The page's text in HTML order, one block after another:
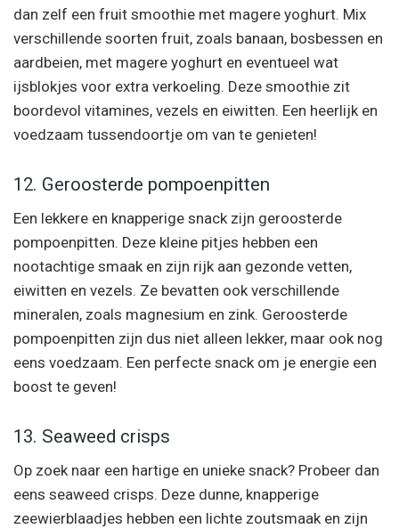
dan zelf een fruit smoothie met magere yoghurt. Mix
verschillende soorten fruit, zoals banaan, bosbessen en
aardbeien, met magere yoghurt en eventueel wat
ijsblokjes voor extra verkoeling. Deze smoothie zit
boordevol vitamines, vezels en eiwitten. Een heerlijk en
voedzaam tussendoortje om van te genieten!
12. Geroosterde pompoenpitten
Een lekkere en knapperige snack zijn geroosterde
pompoenpitten. Deze kleine pitjes hebben een
nootachtige smaak en zijn rijk aan gezonde vetten,
eiwitten en vezels. Ze bevatten ook verschillende
mineralen, zoals magnesium en zink. Geroosterde
pompoenpitten zijn dus niet alleen lekker, maar ook nog
eens voedzaam. Een perfecte snack om je energie een
boost te geven!
13. Seaweed crisps
Op zoek naar een hartige en unieke snack? Probeer dan
eens seaweed crisps. Deze dunne, knapperige
zeewierblaadjes hebben een lichte zoutsmaak en zijn